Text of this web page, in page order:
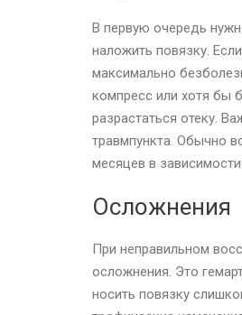
В первую очередь
наложить повязку.
максимально
компресс или хотя бы
разрастаться отеку.
травмпункта. Обычно
месяцев в
Осложнения
При неправильном
осложнения. Это
носить повязку